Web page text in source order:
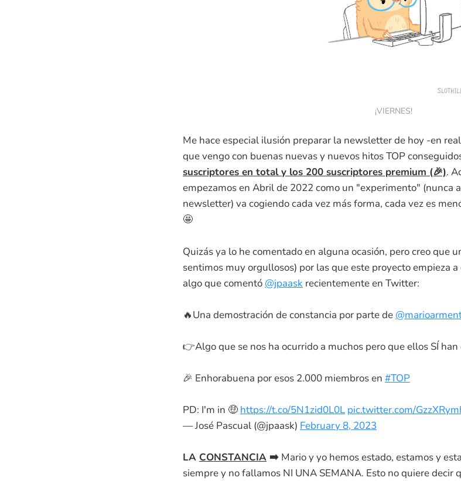
¡VIERNES!
Me hace especial ilusión preparar la newsletter de hoy -en
que vengo con buenas nuevas y nuevos hitos TOP
suscriptores en total y los 200 suscriptores premium (🎉).
empezamos en Abril de 2022 como un "experimento" (nunca
newsletter) va cogiendo cada vez más forma, cada vez es
🤩
Quizás ya lo he comentado en alguna ocasión, pero creo que
sentimos muy orgullosos) por las que este proyecto empieza
algo que comentó @jpaask recientemente en Twitter:
🔥Una demostración de constancia por parte de
👉Algo que se nos ha ocurrido a muchos pero que ellos SÍ
🎉 Enhorabuena por esos 2.000 miembros en #TOP
PD: I'm in 🤑 https://t.co/5N1zid0L0L pic.twitter.com/
— José Pascual (@jpaask) February 8, 2023
LA CONSTANCIA ➡️ Mario y yo hemos estado, estamos y
siempre y no fallamos NI UNA SEMANA. Esto no quiere decir